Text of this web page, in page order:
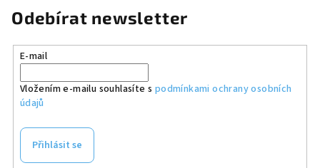
Odebírat newsletter
E-mail
Vložením e-mailu souhlasíte s podmínkami ochrany osobních
údajů
Přihlásit se